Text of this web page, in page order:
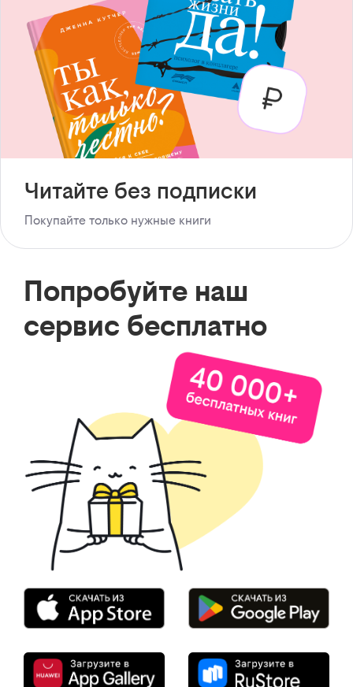
Читайте без подписки
Покупайте только нужные книги
Попробуйте наш
сервис бесплатно